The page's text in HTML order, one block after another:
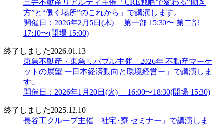
三井不動産リアルティ主催「CRE戦略で変わる“働き
方”と“働く場所”のこれから」で講演します。
開催日：2026年2月5日(木) 第一部 15:30〜 第二部
17:10〜(開場 15:00)
終了しました2026.01.13
東急不動産・東急リバブル主催「2026年 不動産マーケ
ットの展望 ー日本経済動向と環境経営ー」で講演しま
す。
開催日：2026年1月20日(火) 16:00〜18:30(開場 15:30)
終了しました2025.12.10
長谷工グループ主催「社宅･寮 セミナー」で講演しま